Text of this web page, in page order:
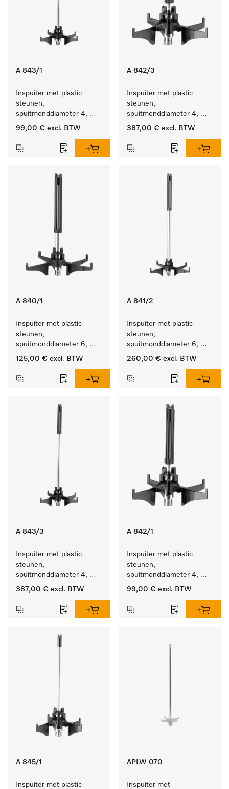
A 843/1
Inspuiter met plastic
steunen,
spuitmonddiameter 4,
lengte 185 mm, 5 stuks
99,00 € excl. BTW
A 842/3
Inspuiter met plastic
steunen,
spuitmonddiameter 4,
lengte 90 mm, 20 stuks
387,00 € excl. BTW
A 840/1
Inspuiter met plastic
steunen,
spuitmonddiameter 6,
lengte 130 mm, 5 stuks.
125,00 € excl. BTW
A 841/2
Inspuiter met plastic
steunen,
spuitmonddiameter 6,
lengte 210 mm, 10 stuks
260,00 € excl. BTW
A 843/3
Inspuiter met plastic
steunen,
spuitmonddiameter 4,
lengte 185 mm, 20 stuks
387,00 € excl. BTW
A 842/1
Inspuiter met plastic
steunen,
spuitmonddiameter 4,
lengte 90 mm, 5 stuks
99,00 € excl. BTW
A 845/1
Inspuiter met plastic
APLW 070
Inspuiter met